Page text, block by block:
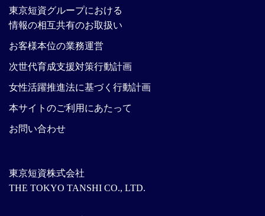
東京短資株式会社
THE TOKYO TANSHI CO., LTD.
東京短資グループにおける
情報の相互共有のお取扱い
お客様本位の業務運営
次世代育成支援対策行動計画
女性活躍推進法に基づく行動計画
本サイトのご利用にあたって
お問い合わせ